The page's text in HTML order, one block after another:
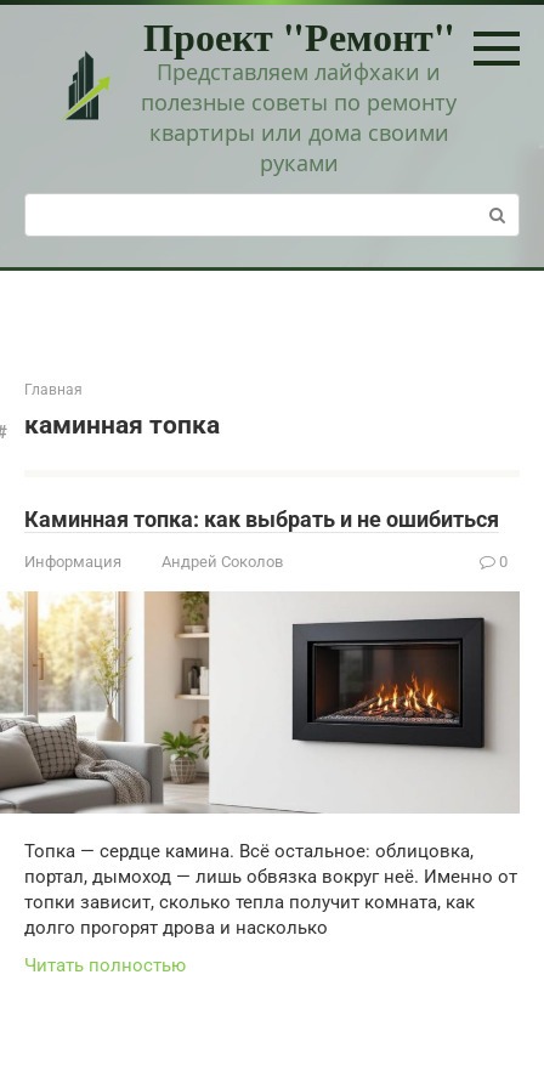
Перейти
Проект "Ремонт"
Представляем лайфхаки и
полезные советы по ремонту
квартиры или дома своими
руками
Поиск:
Главная
каминная топка
Каминная топка: как выбрать и не ошибиться
Информация Андрей Соколов 0
Топка — сердце камина. Всё остальное: облицовка,
портал, дымоход — лишь обвязка вокруг неё. Именно от
топки зависит, сколько тепла получит комната, как
долго прогорят дрова и насколько
Читать полностью